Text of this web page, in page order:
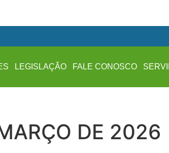
LEGISLAÇÃO FALE CONOSCO
DE 2026